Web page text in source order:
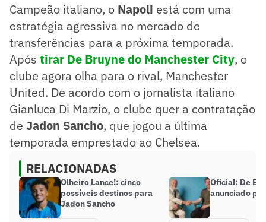
Campeão italiano, o Napoli está com uma
estratégia agressiva no mercado de
transferências para a próxima temporada.
Após tirar De Bruyne do Manchester City, o
clube agora olha para o rival, Manchester
United. De acordo com o jornalista italiano
Gianluca Di Marzio, o clube quer a contratação
de Jadon Sancho, que jogou a última
temporada emprestado ao Chelsea.
RELACIONADAS
Olheiro Lance!: cinco
possíveis destinos para
Jadon Sancho
Oficial: De
anunciado